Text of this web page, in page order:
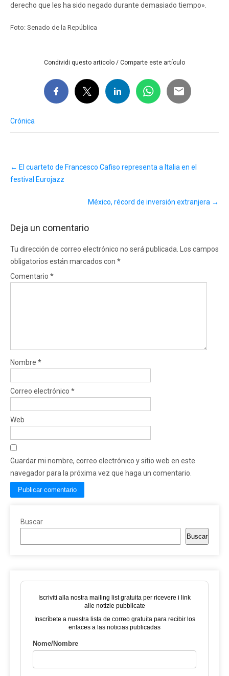
derecho que les ha sido negado durante demasiado tiempo».
Foto: Senado de la República
Condividi questo articolo / Comparte este artículo
Crónica
navigation
← El cuarteto de Francesco Cafiso representa a Italia en el
festival Eurojazz
México, récord de inversión extranjera →
Deja un comentario
Tu dirección de correo electrónico no será publicada.
Los campos
obligatorios están marcados con *
Comentario *
Nombre *
Correo electrónico *
Web
Guardar mi nombre, correo electrónico y sitio web en este
navegador para la próxima vez que haga un comentario.
Buscar
Buscar
Iscriviti alla nostra mailing list gratuita per ricevere i link
alle notizie pubblicate
Inscríbete a nuestra lista de correo gratuita para recibir los
enlaces a las noticias publicadas
Nome/Nombre